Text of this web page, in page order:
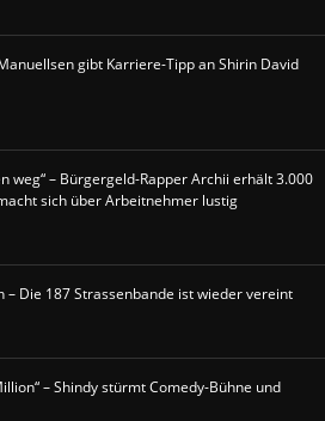
gibt Karriere-Tipp an Shirin David
weg“ – Bürgergeld-Rapper Archii erhält 3.000
sich über Arbeitnehmer lustig
– Die 187 Strassenbande ist wieder vereint
– Shindy stürmt Comedy-Bühne und